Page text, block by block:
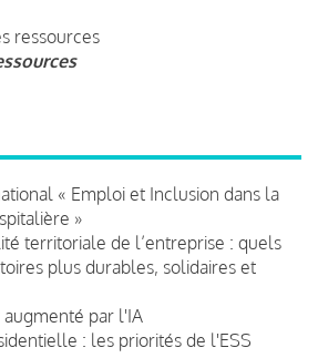
ressources
« Emploi et Inclusion dans la
»
territoriale de l’entreprise : quels
plus durables, solidaires et
augmenté par l'IA
: les priorités de l'ESS